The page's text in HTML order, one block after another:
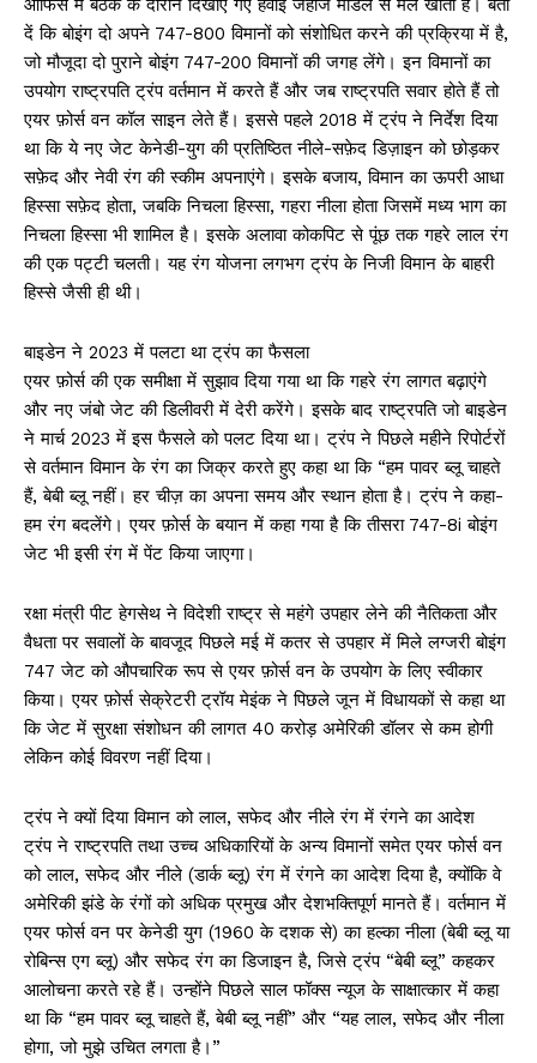
ऑफिस में बैठक के दौरान दिखाए गए हवाई जहाज मॉडल से मेल खाती है। बता
दें कि बोइंग दो अपने 747-800 विमानों को संशोधित करने की प्रक्रिया में है,
जो मौजूदा दो पुराने बोइंग 747-200 विमानों की जगह लेंगे। इन विमानों का
उपयोग राष्ट्रपति ट्रंप वर्तमान में करते हैं और जब राष्ट्रपति सवार होते हैं तो
एयर फ़ोर्स वन कॉल साइन लेते हैं। इससे पहले 2018 में ट्रंप ने निर्देश दिया
था कि ये नए जेट केनेडी-युग की प्रतिष्ठित नीले-सफ़ेद डिज़ाइन को छोड़कर
सफ़ेद और नेवी रंग की स्कीम अपनाएंगे। इसके बजाय, विमान का ऊपरी आधा
हिस्सा सफ़ेद होता, जबकि निचला हिस्सा, गहरा नीला होता जिसमें मध्य भाग का
निचला हिस्सा भी शामिल है। इसके अलावा कोकपिट से पूंछ तक गहरे लाल रंग
की एक पट्टी चलती। यह रंग योजना लगभग ट्रंप के निजी विमान के बाहरी
हिस्से जैसी ही थी।
बाइडेन ने 2023 में पलटा था ट्रंप का फैसला
एयर फ़ोर्स की एक समीक्षा में सुझाव दिया गया था कि गहरे रंग लागत बढ़ाएंगे
और नए जंबो जेट की डिलीवरी में देरी करेंगे। इसके बाद राष्ट्रपति जो बाइडेन
ने मार्च 2023 में इस फैसले को पलट दिया था। ट्रंप ने पिछले महीने रिपोर्टरों
से वर्तमान विमान के रंग का जिक्र करते हुए कहा था कि “हम पावर ब्लू चाहते
हैं, बेबी ब्लू नहीं। हर चीज़ का अपना समय और स्थान होता है। ट्रंप ने कहा-
हम रंग बदलेंगे। एयर फ़ोर्स के बयान में कहा गया है कि तीसरा 747-8i बोइंग
जेट भी इसी रंग में पेंट किया जाएगा।
रक्षा मंत्री पीट हेगसेथ ने विदेशी राष्ट्र से महंगे उपहार लेने की नैतिकता और
वैधता पर सवालों के बावजूद पिछले मई में कतर से उपहार में मिले लग्जरी बोइंग
747 जेट को औपचारिक रूप से एयर फ़ोर्स वन के उपयोग के लिए स्वीकार
किया। एयर फ़ोर्स सेक्रेटरी ट्रॉय मेइंक ने पिछले जून में विधायकों से कहा था
कि जेट में सुरक्षा संशोधन की लागत 40 करोड़ अमेरिकी डॉलर से कम होगी
लेकिन कोई विवरण नहीं दिया।
ट्रंप ने क्यों दिया विमान को लाल, सफेद और नीले रंग में रंगने का आदेश
ट्रंप ने राष्ट्रपति तथा उच्च अधिकारियों के अन्य विमानों समेत एयर फोर्स वन
को लाल, सफेद और नीले (डार्क ब्लू) रंग में रंगने का आदेश दिया है, क्योंकि वे
अमेरिकी झंडे के रंगों को अधिक प्रमुख और देशभक्तिपूर्ण मानते हैं। वर्तमान में
एयर फोर्स वन पर केनेडी युग (1960 के दशक से) का हल्का नीला (बेबी ब्लू या
रोबिन्स एग ब्लू) और सफेद रंग का डिजाइन है, जिसे ट्रंप “बेबी ब्लू” कहकर
आलोचना करते रहे हैं। उन्होंने पिछले साल फॉक्स न्यूज के साक्षात्कार में कहा
था कि “हम पावर ब्लू चाहते हैं, बेबी ब्लू नहीं” और “यह लाल, सफेद और नीला
होगा, जो मुझे उचित लगता है।”